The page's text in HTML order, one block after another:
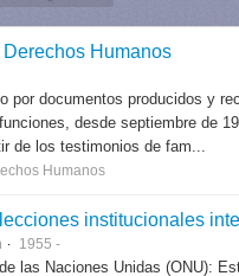
Humanos
por documentos producidos y
desde septiembre de
de los testimonios de fam...
Humanos
institucionales
1955 -
las Naciones Unidas (ONU):